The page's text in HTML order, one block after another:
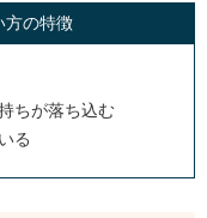
方の特徴
ちが落ち込む
る